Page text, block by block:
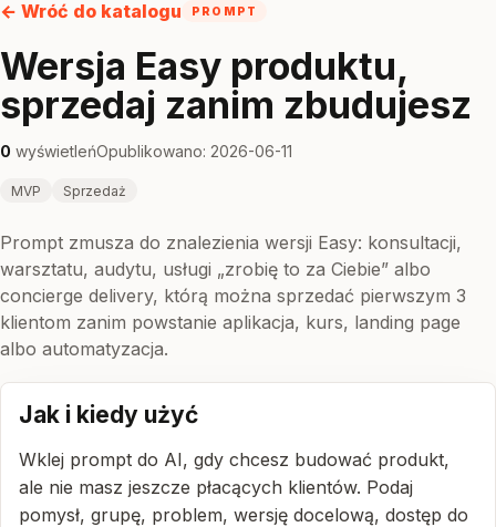
← Wróć do katalogu PROMPT
Wersja Easy produktu,
sprzedaj zanim zbudujesz
0 wyświetleńOpublikowano: 2026-06-11
MVP Sprzedaż
Prompt zmusza do znalezienia wersji Easy: konsultacji,
warsztatu, audytu, usługi „zrobię to za Ciebie” albo
concierge delivery, którą można sprzedać pierwszym 3
klientom zanim powstanie aplikacja, kurs, landing page
albo automatyzacja.
Jak i kiedy użyć
Wklej prompt do AI, gdy chcesz budować produkt,
ale nie masz jeszcze płacących klientów. Podaj
pomysł, grupę, problem, wersję docelową, dostęp do